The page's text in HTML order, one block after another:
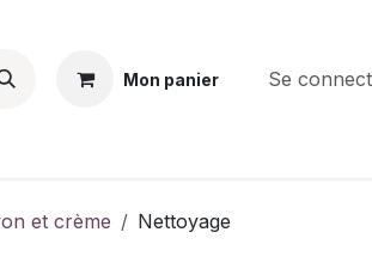
Mon panier Se
et crème Nettoyage